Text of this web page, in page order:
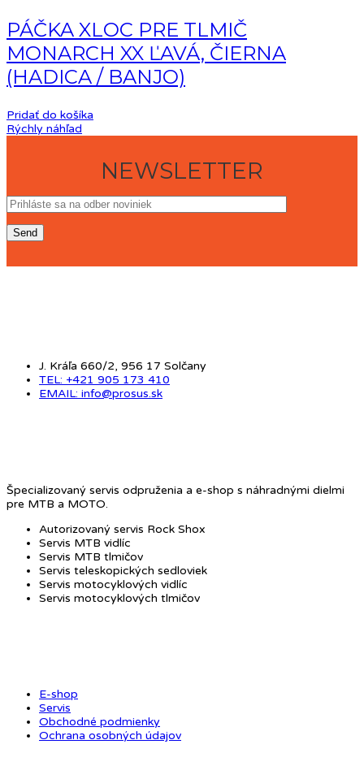
PÁČKA XLOC PRE TLMIČ
MONARCH XX ĽAVÁ, ČIERNA
(HADICA / BANJO)
Pridať do košíka
Rýchly náhľad
NEWSLETTER
J. Kráľa 660/2, 956 17 Solčany
TEL: +421 905 173 410
EMAIL: info@prosus.sk
Špecializovaný servis odpruženia a e-shop s náhradnými dielmi
pre MTB a MOTO.
Autorizovaný servis Rock Shox
Servis MTB vidlíc
Servis MTB tlmičov
Servis teleskopických sedloviek
Servis motocyklových vidlíc
Servis motocyklových tlmičov
E-shop
Servis
Obchodné podmienky
Ochrana osobných údajov